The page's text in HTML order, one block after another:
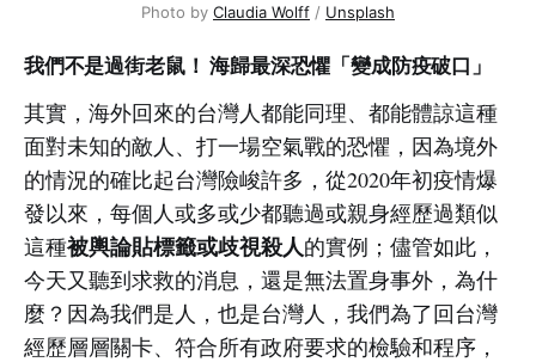
Photo by Claudia Wolff / Unsplash
我們不是過街老鼠！ 海歸最深恐懼「變成防疫破口」
其實，海外回來的台灣人都能同理、都能體諒這種
面對未知的敵人、打一場空氣戰的恐懼，因為境外
的情況的確比起台灣險峻許多，從2020年初疫情爆
發以來，每個人或多或少都聽過或親身經歷過類似
這種被輿論貼標籤或歧視殺人的實例；儘管如此，
今天又聽到求救的消息，還是無法置身事外，為什
麼？因為我們是人，也是台灣人，我們為了回台灣
經歷層層關卡、符合所有政府要求的檢驗和程序，